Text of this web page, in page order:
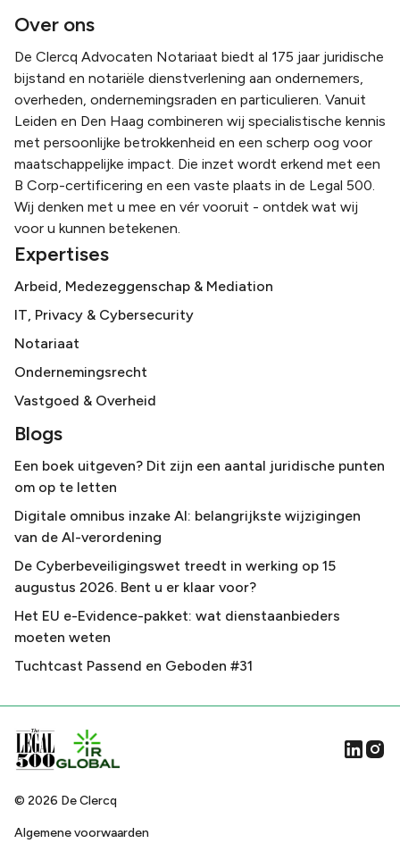
Over ons
De Clercq Advocaten Notariaat biedt al 175 jaar juridische
bijstand en notariële dienstverlening aan ondernemers,
overheden, ondernemingsraden en particulieren. Vanuit
Leiden en Den Haag combineren wij specialistische kennis
met persoonlijke betrokkenheid en een scherp oog voor
maatschappelijke impact. Die inzet wordt erkend met een
B Corp-certificering en een vaste plaats in de Legal 500.
Wij denken met u mee en vér vooruit - ontdek wat wij
voor u kunnen betekenen.
Expertises
Arbeid, Medezeggenschap & Mediation
IT, Privacy & Cybersecurity
Notariaat
Ondernemingsrecht
Vastgoed & Overheid
Blogs
Een boek uitgeven? Dit zijn een aantal juridische punten
om op te letten
Digitale omnibus inzake AI: belangrijkste wijzigingen
van de AI-verordening
De Cyberbeveiligingswet treedt in werking op 15
augustus 2026. Bent u er klaar voor?
Het EU e-Evidence-pakket: wat dienstaanbieders
moeten weten
Tuchtcast Passend en Geboden #31
© 2026 De Clercq
Algemene voorwaarden